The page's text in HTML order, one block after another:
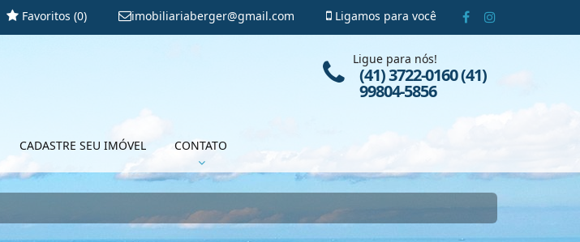
Ligamos para você
imobiliariaberger@gmail.com
Favoritos (0)
CADASTRE SEU IMÓVEL CONTATO
Ligue para nós!
(41) 3722-0160 (41)
99804-5856